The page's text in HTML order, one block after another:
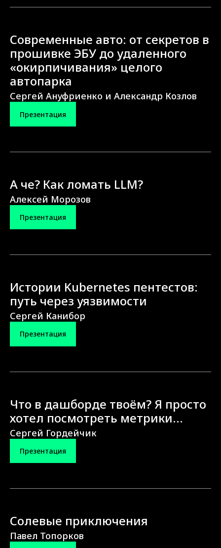
Современные авто: от секретов в
прошивке ЭБУ до удаленного
«окирпичивания» целого
автопарка
Сергей Ануфриенко и Александр Козлов
Презентация
А че? Как ломать LLM?
Алексей Морозов
Презентация
Истории Kubernetes пентестов:
путь через уязвимости
Сергей Канибор
Презентация
Что в дашборде твоём? Я просто
хотел посмотреть метрики…
Сергей Гордейчик
Презентация
Солевые приключения
Павел Топорков